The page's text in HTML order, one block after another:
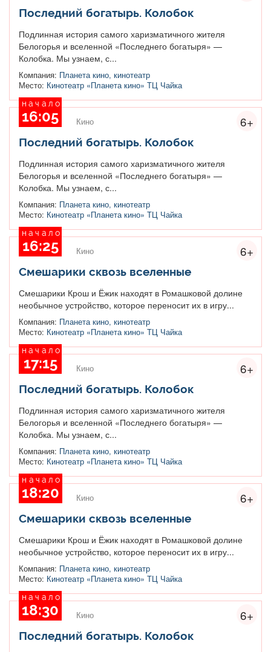
Последний богатырь. Колобок
Подлинная история самого харизматичного жителя
Белогорья и вселенной «Последнего богатыря» —
Колобка. Мы узнаем, с...
Компания: Планета кино, кинотеатр
Место: Кинотеатр «Планета кино» ТЦ Чайка
6+
начало
16:05 Кино
Последний богатырь. Колобок
Подлинная история самого харизматичного жителя
Белогорья и вселенной «Последнего богатыря» —
Колобка. Мы узнаем, с...
Компания: Планета кино, кинотеатр
Место: Кинотеатр «Планета кино» ТЦ Чайка
6+
начало
16:25 Кино
Смешарики сквозь вселенные
Смешарики Крош и Ёжик находят в Ромашковой долине
необычное устройство, которое переносит их в игру...
Компания: Планета кино, кинотеатр
Место: Кинотеатр «Планета кино» ТЦ Чайка
6+
начало
17:15 Кино
Последний богатырь. Колобок
Подлинная история самого харизматичного жителя
Белогорья и вселенной «Последнего богатыря» —
Колобка. Мы узнаем, с...
Компания: Планета кино, кинотеатр
Место: Кинотеатр «Планета кино» ТЦ Чайка
6+
начало
18:20 Кино
Смешарики сквозь вселенные
Смешарики Крош и Ёжик находят в Ромашковой долине
необычное устройство, которое переносит их в игру...
Компания: Планета кино, кинотеатр
Место: Кинотеатр «Планета кино» ТЦ Чайка
6+
начало
18:30 Кино
Последний богатырь. Колобок